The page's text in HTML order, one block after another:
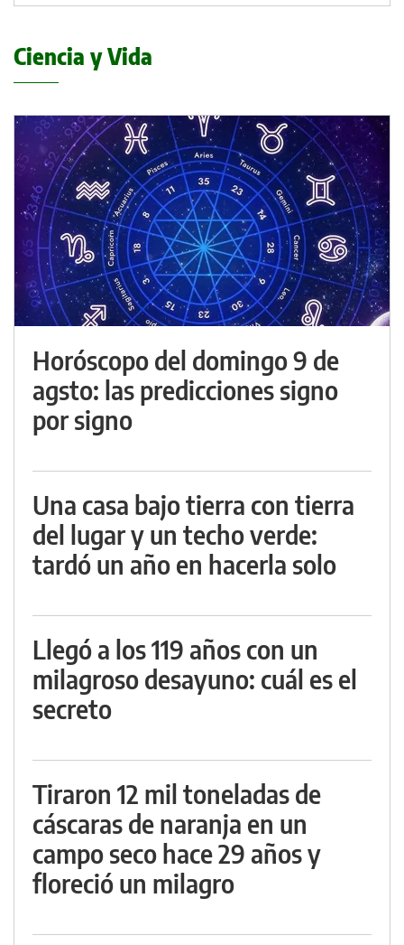
Ciencia y Vida
Horóscopo del domingo 9 de
agsto: las predicciones signo
por signo
Una casa bajo tierra con tierra
del lugar y un techo verde:
tardó un año en hacerla solo
Llegó a los 119 años con un
milagroso desayuno: cuál es el
secreto
Tiraron 12 mil toneladas de
cáscaras de naranja en un
campo seco hace 29 años y
floreció un milagro